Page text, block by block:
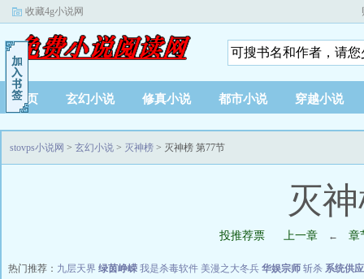
收藏4g小说网
首页 玄幻小说 修真小说 都市小说 穿越小说
stovps小说网 > 玄幻小说 > 灭神榜 > 灭神榜 第77节
灭
投推荐票 上一章 ← 章
热门推荐： 九层天界 绿茵峥嵘 我是杀毒软件 美漫之大冬兵 华娱宗师 斩杀 系统供